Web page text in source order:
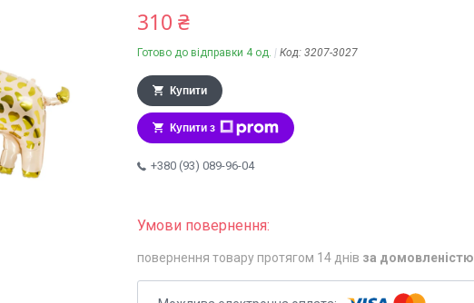
310 ₴
Готово до відправки 4 од. Код: 3207-3027
Купити
Купити з
+380 (93) 089-96-04
повернення товару протягом 14 днів за домовленістю